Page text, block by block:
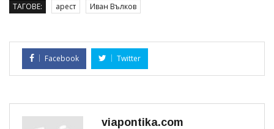
ТАГОВЕ: арест Иван Вълков
Facebook Twitter
viapontika.com